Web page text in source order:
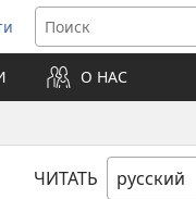
О НАС
ЧИТАТЬ